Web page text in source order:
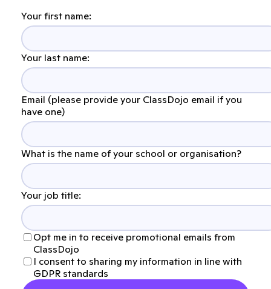
Your first name:
Your last name:
Email (please provide your ClassDojo email if you
have one)
What is the name of your school or organisation?
Your job title:
Opt me in to receive promotional emails from
ClassDojo
I consent to sharing my information in line with
GDPR standards